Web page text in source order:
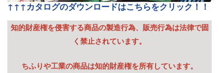
↑↑↑カタログのダウンロードはこちらをクリック！！
知的財産権を侵害する商品の製造行為、販売行為は法律で固
く禁止されています。
ちふりや工業の商品は知的財産権を所有しています。